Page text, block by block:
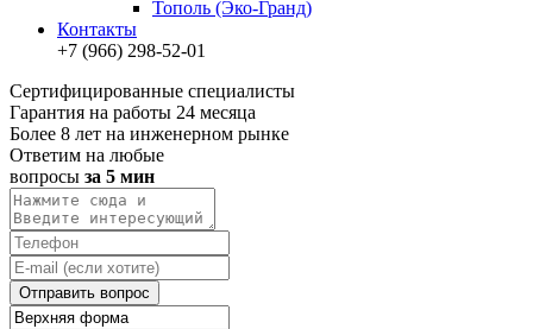
Тополь (Эко-Гранд)
Контакты
+7 (966) 298-52-01
Сертифицированные специалисты
Гарантия на работы 24 месяца
Более 8 лет на инженерном рынке
Ответим на любые
вопросы за 5 мин
Отправить вопрос